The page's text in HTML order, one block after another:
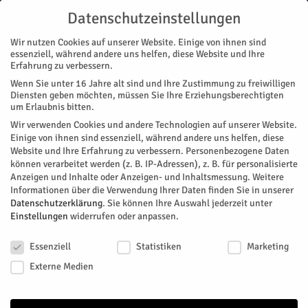
GALERIE 2016 GALERIE 2017 GALERIE 2018 GALERIE 2019
GALERIE Start Galerie
Datenschutzeinstellungen
Wir nutzen Cookies auf unserer Website. Einige von ihnen sind
essenziell, während andere uns helfen, diese Website und Ihre
Erfahrung zu verbessern.
Wenn Sie unter 16 Jahre alt sind und Ihre Zustimmung zu freiwilligen
Diensten geben möchten, müssen Sie Ihre Erziehungsberechtigten
um Erlaubnis bitten.
Wir verwenden Cookies und andere Technologien auf unserer Website.
Einige von ihnen sind essenziell, während andere uns helfen, diese
Website und Ihre Erfahrung zu verbessern. Personenbezogene Daten
können verarbeitet werden (z. B. IP-Adressen), z. B. für personalisierte
Anzeigen und Inhalte oder Anzeigen- und Inhaltsmessung. Weitere
Informationen über die Verwendung Ihrer Daten finden Sie in unserer
Datenschutzerklärung. Sie können Ihre Auswahl jederzeit unter
Einstellungen widerrufen oder anpassen.
Essenziell
Statistiken
Marketing
Externe Medien